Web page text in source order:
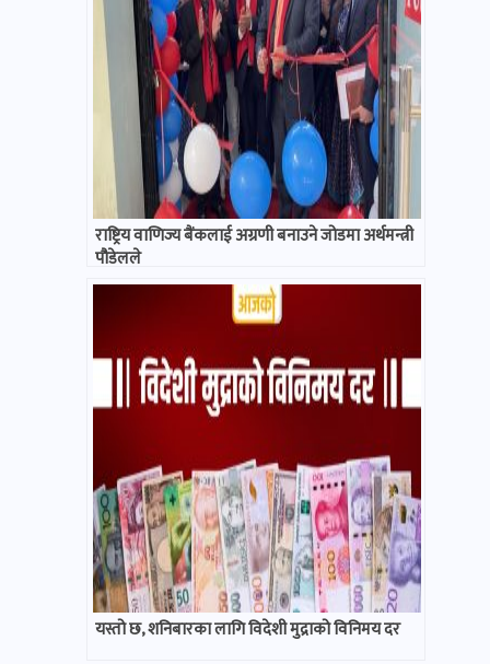
राष्ट्रिय वाणिज्य बैंकलाई अग्रणी बनाउने जोडमा अर्थमन्त्री
पौडेलले
यस्तो छ, शनिबारका लागि विदेशी मुद्राको विनिमय दर